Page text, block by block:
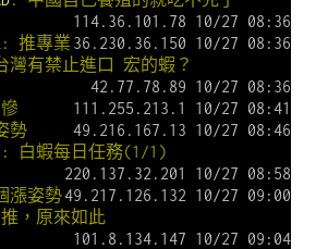
114.36.101.78 10/27 08:36
: 推專業 36.230.36.150 10/27 08:36
灣有禁止進口 宏的蝦？
42.77.78.89 10/27 08:36
111.255.213.1 10/27 08:41
勢
49.216.167.13 10/27 08:46
: 白蝦每日任務(1/1)
220.137.32.201 10/27 08:58
漲姿勢49.217.126.132 10/27 09:00
，原來如此
101.8.134.147 10/27 09:04